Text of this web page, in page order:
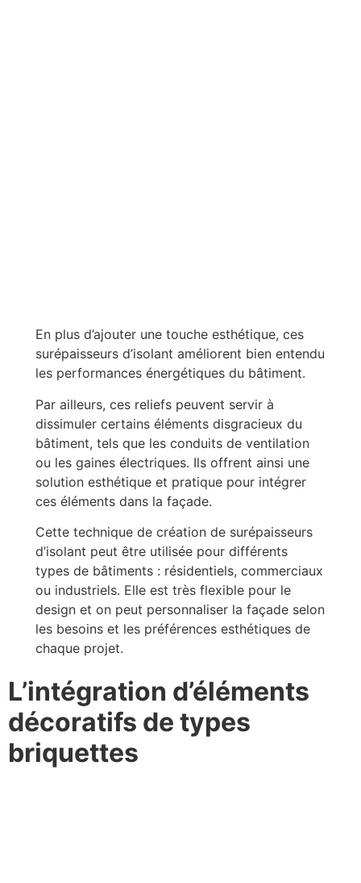
En plus d’ajouter une touche esthétique, ces
surépaisseurs d’isolant améliorent bien entendu
les performances énergétiques du bâtiment.
Par ailleurs, ces reliefs peuvent servir à
dissimuler certains éléments disgracieux du
bâtiment, tels que les conduits de ventilation
ou les gaines électriques. Ils offrent ainsi une
solution esthétique et pratique pour intégrer
ces éléments dans la façade.
Cette technique de création de surépaisseurs
d’isolant peut être utilisée pour différents
types de bâtiments : résidentiels, commerciaux
ou industriels. Elle est très flexible pour le
design et on peut personnaliser la façade selon
les besoins et les préférences esthétiques de
chaque projet.
L’intégration d’éléments
décoratifs de types
briquettes